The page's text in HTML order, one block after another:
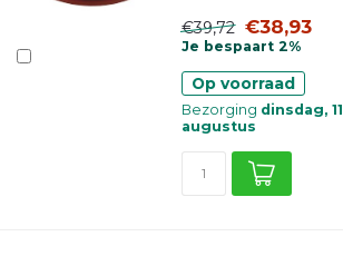
€39,72 €38,93
Je bespaart 2%
Op voorraad
Bezorging dinsdag, 11
augustus